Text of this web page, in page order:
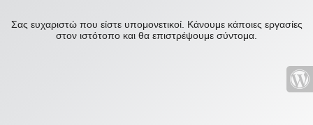
Σας ευχαριστώ που είστε υπομονετικοί. Κάνουμε κάποιες εργασίες
στον ιστότοπο και θα επιστρέψουμε σύντομα.